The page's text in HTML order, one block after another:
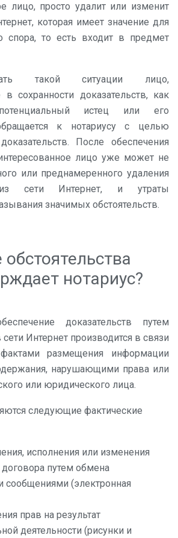
лицо, просто удалит или изменит
которая имеет значение для
спора, то есть входит в предмет
такой ситуации лицо,
в сохранности доказательств, как
истец или его
к нотариусу с целью
После обеспечения
лицо уже может не
или преднамеренного удаления
из сети Интернет, и утраты
значимых обстоятельств.
обстоятельства
нотариус?
доказательств путем
Интернет производится в связи
размещения информации
нарушающими права или
или юридического лица.
следующие фактические
исполнения или изменения
путем обмена
сообщениями (электронная
прав на результат
деятельности (рисунки и